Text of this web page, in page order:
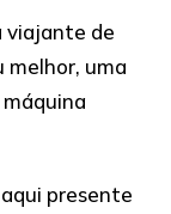
viajante de
melhor, uma
presente